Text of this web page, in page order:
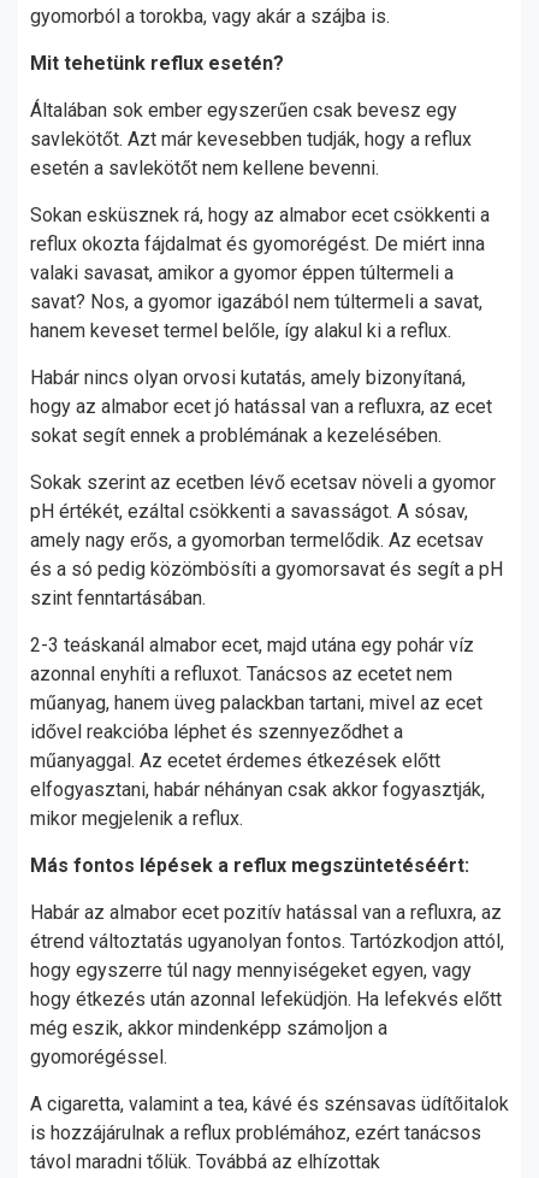
gyomorból a torokba, vagy akár a szájba is.
Mit tehetünk reflux esetén?
Általában sok ember egyszerűen csak bevesz egy
savlekötőt. Azt már kevesebben tudják, hogy a reflux
esetén a savlekötőt nem kellene bevenni.
Sokan esküsznek rá, hogy az almabor ecet csökkenti a
reflux okozta fájdalmat és gyomorégést. De miért inna
valaki savasat, amikor a gyomor éppen túltermeli a
savat? Nos, a gyomor igazából nem túltermeli a savat,
hanem keveset termel belőle, így alakul ki a reflux.
Habár nincs olyan orvosi kutatás, amely bizonyítaná,
hogy az almabor ecet jó hatással van a refluxra, az ecet
sokat segít ennek a problémának a kezelésében.
Sokak szerint az ecetben lévő ecetsav növeli a gyomor
pH értékét, ezáltal csökkenti a savasságot. A sósav,
amely nagy erős, a gyomorban termelődik. Az ecetsav
és a só pedig közömbösíti a gyomorsavat és segít a pH
szint fenntartásában.
2-3 teáskanál almabor ecet, majd utána egy pohár víz
azonnal enyhíti a refluxot. Tanácsos az ecetet nem
műanyag, hanem üveg palackban tartani, mivel az ecet
idővel reakcióba léphet és szennyeződhet a
műanyaggal. Az ecetet érdemes étkezések előtt
elfogyasztani, habár néhányan csak akkor fogyasztják,
mikor megjelenik a reflux.
Más fontos lépések a reflux megszüntetéséért:
Habár az almabor ecet pozitív hatással van a refluxra, az
étrend változtatás ugyanolyan fontos. Tartózkodjon attól,
hogy egyszerre túl nagy mennyiségeket egyen, vagy
hogy étkezés után azonnal lefeküdjön. Ha lefekvés előtt
még eszik, akkor mindenképp számoljon a
gyomorégéssel.
A cigaretta, valamint a tea, kávé és szénsavas üdítőitalok
is hozzájárulnak a reflux problémához, ezért tanácsos
távol maradni tőlük. Továbbá az elhízottak